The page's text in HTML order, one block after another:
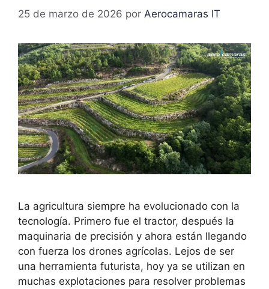
25 de marzo de 2026 por Aerocamaras IT
La agricultura siempre ha evolucionado con la
tecnología. Primero fue el tractor, después la
maquinaria de precisión y ahora están llegando
con fuerza los drones agrícolas. Lejos de ser
una herramienta futurista, hoy ya se utilizan en
muchas explotaciones para resolver problemas